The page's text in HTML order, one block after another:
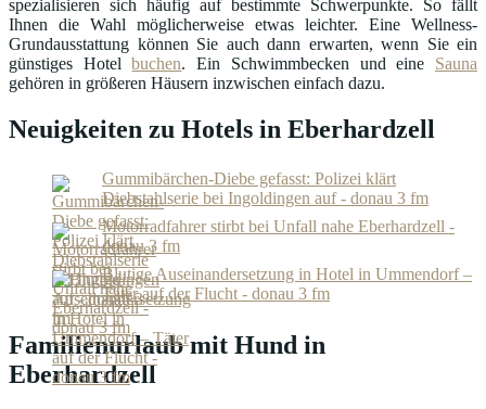
spezialisieren sich häufig auf bestimmte Schwerpunkte. So fällt
Ihnen die Wahl möglicherweise etwas leichter. Eine Wellness-
Grundausstattung können Sie auch dann erwarten, wenn Sie ein
günstiges Hotelbuchen. Ein Schwimmbecken und eine Sauna
gehören in größeren Häusern inzwischen einfach dazu.
Neuigkeiten zu Hotels in Eberhardzell
Gummibärchen-Diebe gefasst: Polizei klärt
Diebstahlserie bei Ingoldingen auf - donau 3 fm
Motorradfahrer stirbt bei Unfall nahe Eberhardzell -
donau 3 fm
Blutige Auseinandersetzung in Hotel in Ummendorf –
Täter auf der Flucht - donau 3 fm
Familienurlaub mit Hund in
Eberhardzell